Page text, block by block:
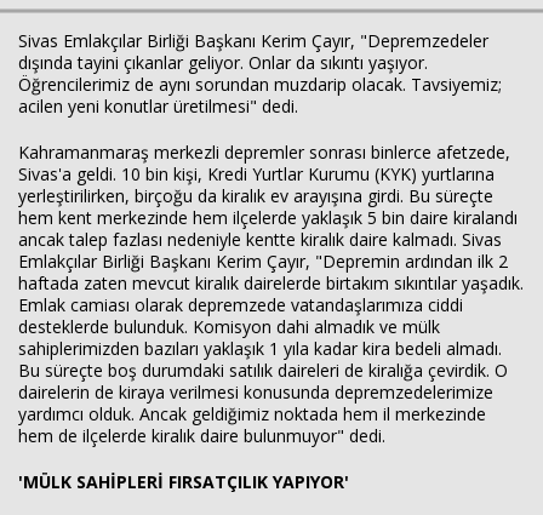
Sivas Emlakçılar Birliği Başkanı Kerim Çayır, "Depremzedeler
dışında tayini çıkanlar geliyor. Onlar da sıkıntı yaşıyor.
Öğrencilerimiz de aynı sorundan muzdarip olacak. Tavsiyemiz;
acilen yeni konutlar üretilmesi" dedi.
Kahramanmaraş merkezli depremler sonrası binlerce afetzede,
Sivas'a geldi. 10 bin kişi, Kredi Yurtlar Kurumu (KYK) yurtlarına
yerleştirilirken, birçoğu da kiralık ev arayışına girdi. Bu süreçte
hem kent merkezinde hem ilçelerde yaklaşık 5 bin daire kiralandı
ancak talep fazlası nedeniyle kentte kiralık daire kalmadı. Sivas
Emlakçılar Birliği Başkanı Kerim Çayır, "Depremin ardından ilk 2
haftada zaten mevcut kiralık dairelerde birtakım sıkıntılar yaşadık.
Emlak camiası olarak depremzede vatandaşlarımıza ciddi
desteklerde bulunduk. Komisyon dahi almadık ve mülk
sahiplerimizden bazıları yaklaşık 1 yıla kadar kira bedeli almadı.
Bu süreçte boş durumdaki satılık daireleri de kiralığa çevirdik. O
dairelerin de kiraya verilmesi konusunda depremzedelerimize
yardımcı olduk. Ancak geldiğimiz noktada hem il merkezinde
hem de ilçelerde kiralık daire bulunmuyor" dedi.
'MÜLK SAHİPLERİ FIRSATÇILIK YAPIYOR'
Haberin Doğru Adresi.